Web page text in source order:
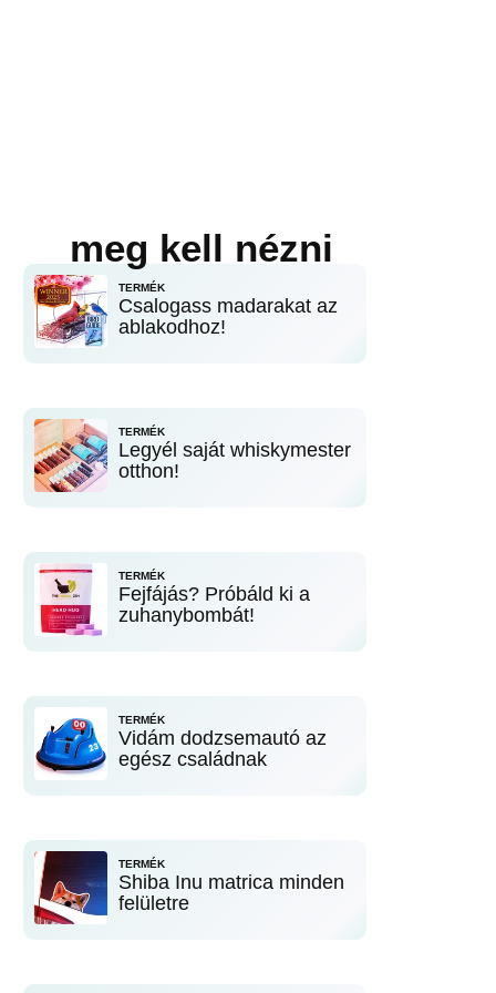
meg kell nézni
TERMÉK
Csalogass madarakat az
ablakodhoz!
TERMÉK
Legyél saját whiskymester
otthon!
TERMÉK
Fejfájás? Próbáld ki a
zuhanybombát!
TERMÉK
Vidám dodzsemautó az
egész családnak
TERMÉK
Shiba Inu matrica minden
felületre